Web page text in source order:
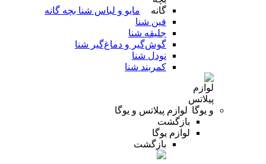
مایو و لباس شنا بچه گانه
فین شنا
جلیقه شنا
گوش‌گیر و دماغ‌گیر شنا
نودل شنا
کمربند شنا
لوازم پیلاتس و یوگا
بازگشت
لوازم یوگا
بازگشت